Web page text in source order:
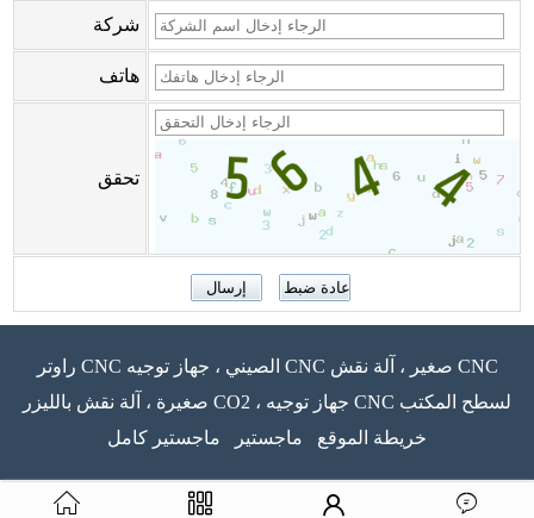
شركة
هاتف
تحقق
راوتر CNC الصيني ، جهاز توجيه CNC صغير ، آلة نقش CNC
صغيرة ، آلة نقش بالليزر CO2 ، جهاز توجيه CNC لسطح المكتب
خريطة الموقع
ماجستير ماجستير كامل